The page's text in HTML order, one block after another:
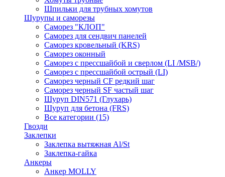
Шпильки для трубных хомутов
Шурупы и саморезы
Саморез "КЛОП"
Саморез для сендвич панелей
Саморез кровельный (KRS)
Саморез оконный
Саморез с прессшайбой и сверлом (LI /MSB/)
Саморез с прессшайбой острый (LI)
Саморез черный CF редкий шаг
Саморез черный SF частый шаг
Шуруп DIN571 (Глухарь)
Шуруп для бетона (FRS)
Все категории (15)
Гвозди
Заклепки
Заклепка вытяжная Al/St
Заклепка-гайка
Анкеры
Анкер MOLLY